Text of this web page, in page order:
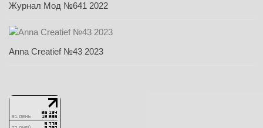
Журнал Мод №641 2022
Anna Creatief №43 2023